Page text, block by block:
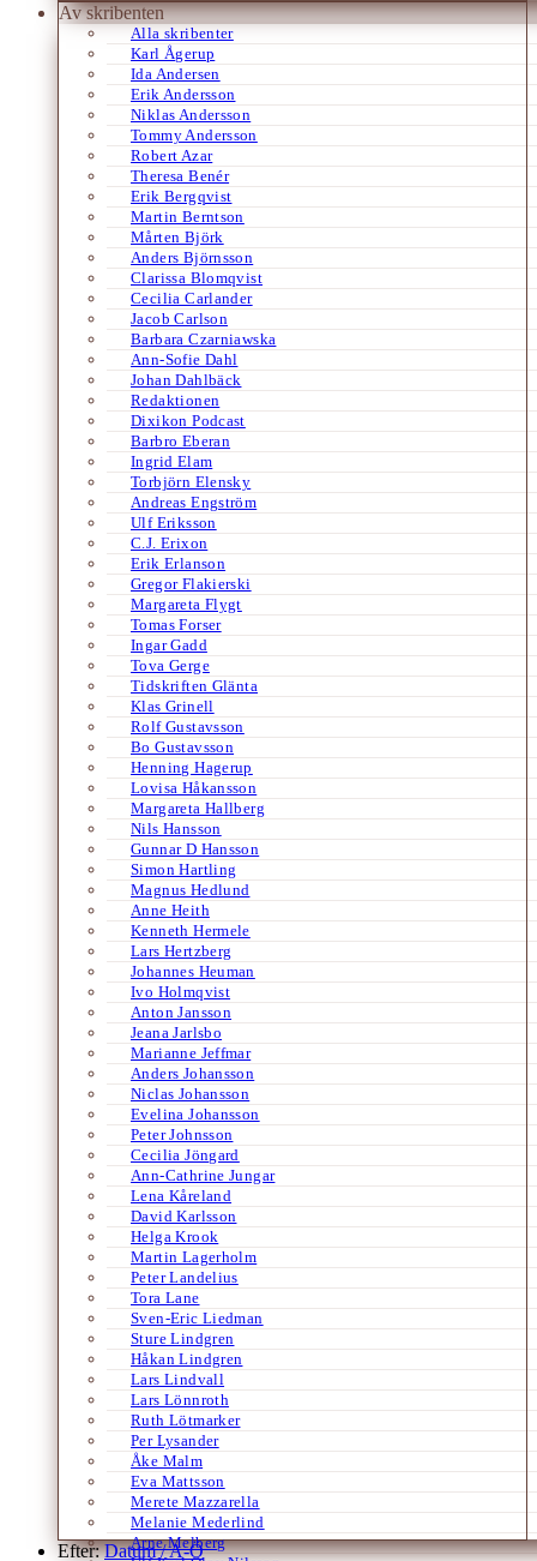
Av skribenten
Alla skribenter
Karl Ågerup
Ida Andersen
Erik Andersson
Niklas Andersson
Tommy Andersson
Robert Azar
Theresa Benér
Erik Bergqvist
Martin Berntson
Mårten Björk
Anders Björnsson
Clarissa Blomqvist
Cecilia Carlander
Jacob Carlson
Barbara Czarniawska
Ann-Sofie Dahl
Johan Dahlbäck
Redaktionen
Dixikon Podcast
Barbro Eberan
Ingrid Elam
Torbjörn Elensky
Andreas Engström
Ulf Eriksson
C.J. Erixon
Erik Erlanson
Gregor Flakierski
Margareta Flygt
Tomas Forser
Ingar Gadd
Tova Gerge
Tidskriften Glänta
Klas Grinell
Rolf Gustavsson
Bo Gustavsson
Henning Hagerup
Lovisa Håkansson
Margareta Hallberg
Nils Hansson
Gunnar D Hansson
Simon Hartling
Magnus Hedlund
Anne Heith
Kenneth Hermele
Lars Hertzberg
Johannes Heuman
Ivo Holmqvist
Anton Jansson
Jeana Jarlsbo
Marianne Jeffmar
Anders Johansson
Niclas Johansson
Evelina Johansson
Peter Johnsson
Cecilia Jöngard
Ann-Cathrine Jungar
Lena Kåreland
David Karlsson
Helga Krook
Martin Lagerholm
Peter Landelius
Tora Lane
Sven-Eric Liedman
Sture Lindgren
Håkan Lindgren
Lars Lindvall
Lars Lönnroth
Ruth Lötmarker
Per Lysander
Åke Malm
Eva Mattsson
Merete Mazzarella
Melanie Mederlind
Arne Melberg
Efter:Datum /A-Ö